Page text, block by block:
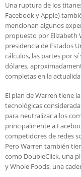
Una ruptura de los
Facebook y Apple)
mencionan algunos
propuesto por Elizabeth
presidencia de Estados
cálculos, las partes por
dólares,
completas en la
El plan de Warren tiene
tecnológicas
para neutralizar a los
principalmente a
competidores de redes
Pero Warren también
como DoubleClick, una
y Whole Foods, una